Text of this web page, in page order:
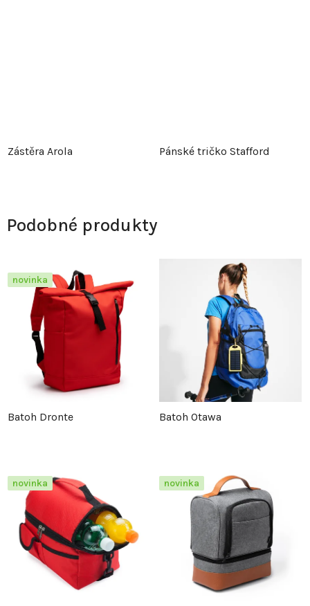
Zástěra Arola Pánské tričko Stafford
Podobné produkty
novinka
Batoh Dronte Batoh Otawa
novinka novinka